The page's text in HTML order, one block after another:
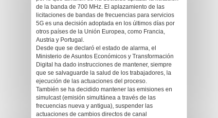
de la banda de 700 MHz. El aplazamiento de las
licitaciones de bandas de frecuencias para servicios
5G es una decisión adoptada en los últimos días por
otros países de la Unión Europea, como Francia,
Austria y Portugal.
Desde que se declaró el estado de alarma, el
Ministerio de Asuntos Económicos y Transformación
Digital ha dado instrucciones de mantener, siempre
que se salvaguarde la salud de los trabajadores, la
ejecución de las actuaciones del proceso.
También se ha decidido mantener las emisiones en
simulcast (emisión simultánea a través de las
frecuencias nueva y antigua), suspender las
actuaciones de cambios directos de canal